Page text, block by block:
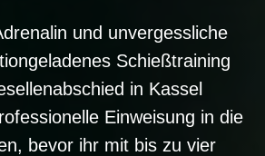
und unvergessliche
Schießtraining
in Kassel
Einweisung in die
bevor ihr mit bis zu vier